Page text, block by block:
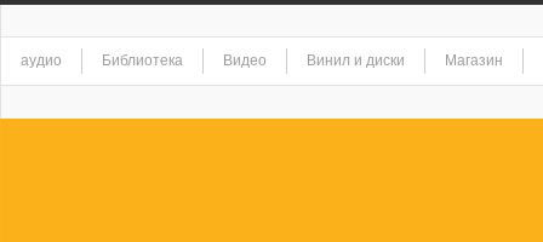
аудио Библиотека Видео Винил и диски Магазин